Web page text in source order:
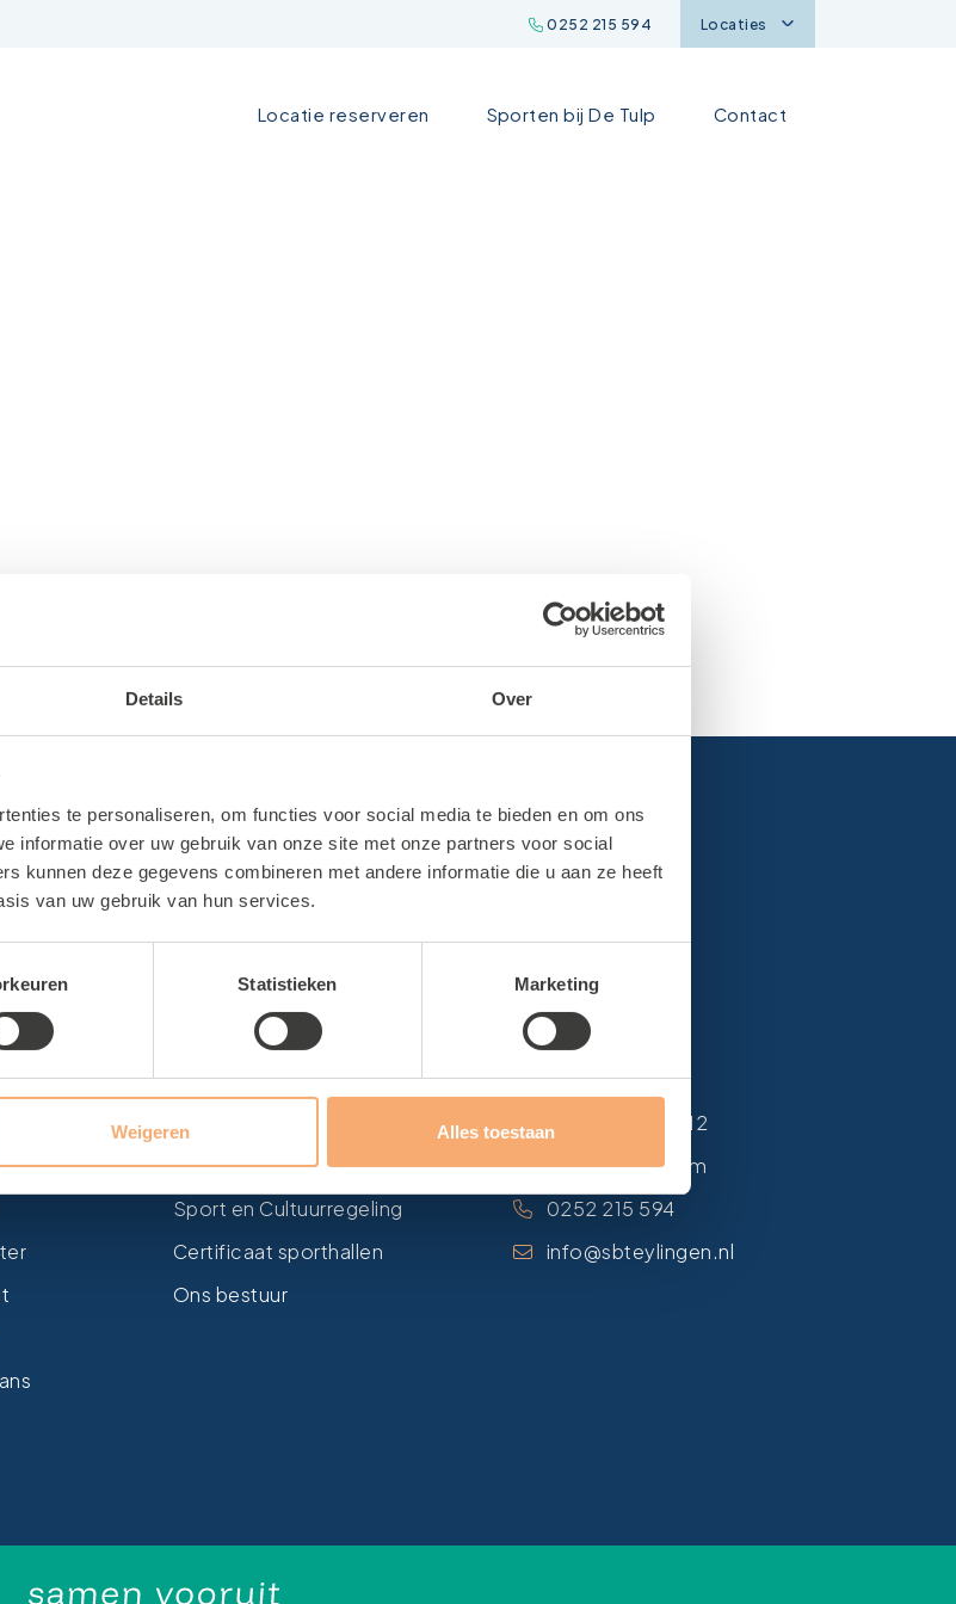
Details Over
te personaliseren, om functies voor social media te bieden en om ons
informatie over uw gebruik van onze site met onze partners voor social
kunnen deze gegevens combineren met andere informatie die u aan ze heeft
van uw gebruik van hun services.
Statistieken Marketing
Weigeren Alles toestaan
0252 215 594 Locaties
Locatie reserveren Sporten bij De Tulp Contact
Verenigingsondersteuning
Sport en Cultuurregeling
Certificaat sporthallen
Ons bestuur
Van Alkemadelaan 12
2171 DH Sassenheim
0252 215 594
info@sbteylingen.nl